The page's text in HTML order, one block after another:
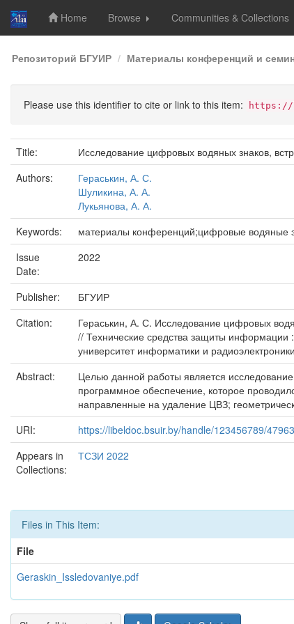
Skip
navigation
Home Browse Communities & Collections
Репозиторий БГУИР Материалы конференций и
Please use this identifier to cite or link to this item: https://
Title:
Исследование цифровых водяных знаков,
Authors:
Гераськин, А. С.
Шуликина, А. А.
Лукьянова, А. А.
Keywords:
материалы конференций;цифровые водяные
Issue
Date:
2022
Publisher:
БГУИР
Citation:
Гераськин, А. С. Исследование цифровых
// Технические средства защиты информации
университет информатики и
Abstract:
Целью данной работы является
программное обеспечение, которое
направленные на удаление ЦВЗ;
URI:
https://libeldoc.bsuir.by/handle/123456789/47963
Appears in
Collections:
ТСЗИ 2022
Files in This Item:
File
Geraskin_Issledovaniye.pdf